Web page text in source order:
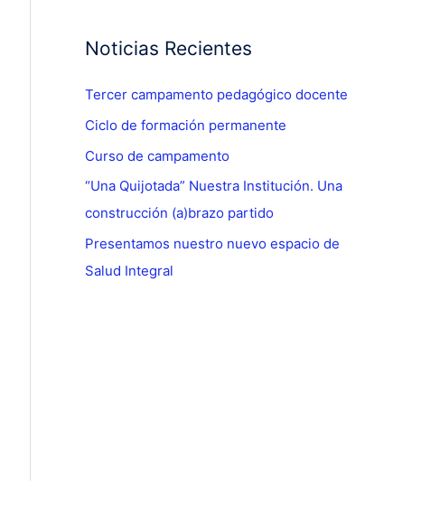
Noticias Recientes
Tercer campamento pedagógico docente
Ciclo de formación permanente
Curso de campamento
“Una Quijotada” Nuestra Institución. Una
construcción (a)brazo partido
Presentamos nuestro nuevo espacio de
Salud Integral